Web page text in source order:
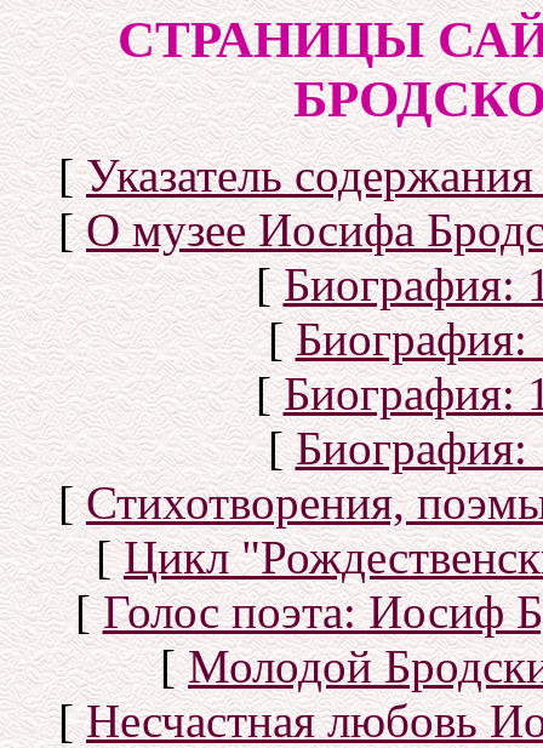
СТРАНИЦЫ
[Указатель
[О музее Иосифа
[Биография:
[Биография:
[Биография:
[Биография:
[Стихотворения,
[Цикл
[Голос поэта: Иосиф
[Молодой
[Несчастная любовь